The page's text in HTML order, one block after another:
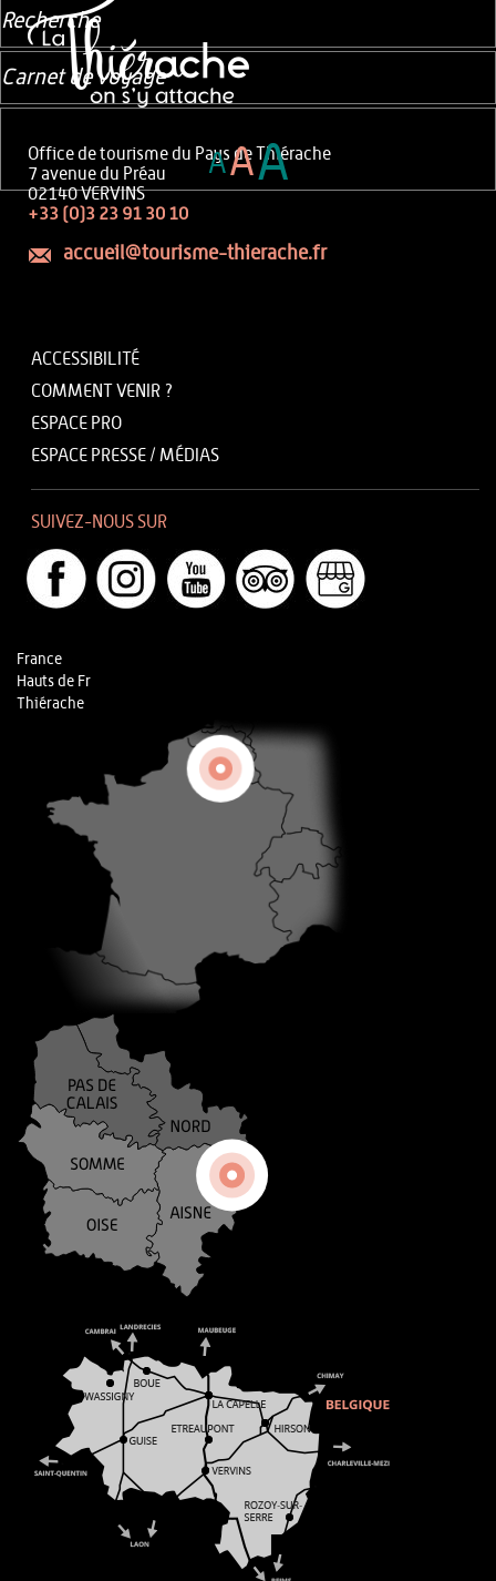
Office de tourisme du Pays de Thiérache
7 avenue du Préau
02140 VERVINS
+33 (0)3 23 91 30 10
accueil@tourisme-thierache.fr
ACCESSIBILITÉ
COMMENT VENIR ?
ESPACE PRO
ESPACE PRESSE / MÉDIAS
SUIVEZ-NOUS SUR
France
Hauts de Fr
Thiérache
Recherche
Carnet de voyage
AAA